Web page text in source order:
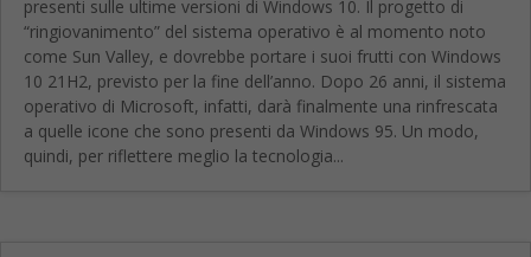
presenti sulle ultime versioni di Windows 10. Il progetto di
“ringiovanimento” del sistema operativo è al momento noto
come Sun Valley, e dovrebbe portare i suoi frutti con Windows
10 21H2, previsto per la fine dell’anno. Dopo 26 anni, il sistema
operativo di Microsoft, infatti, darà finalmente una rinfrescata
a quelle icone che sono presenti da Windows 95. Un modo,
quindi, per riflettere meglio la tecnologia...